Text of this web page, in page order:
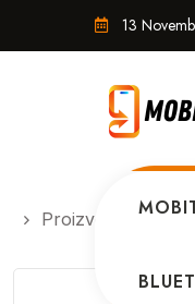
13
Proizvodi